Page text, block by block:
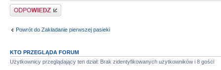
Odpowiedz
Powrót do Zakładanie pierwszej pasieki
KTO PRZEGLĄDA FORUM
Użytkownicy przeglądający ten dział: Brak zidentyfikowanych użytkowników i 8 gości